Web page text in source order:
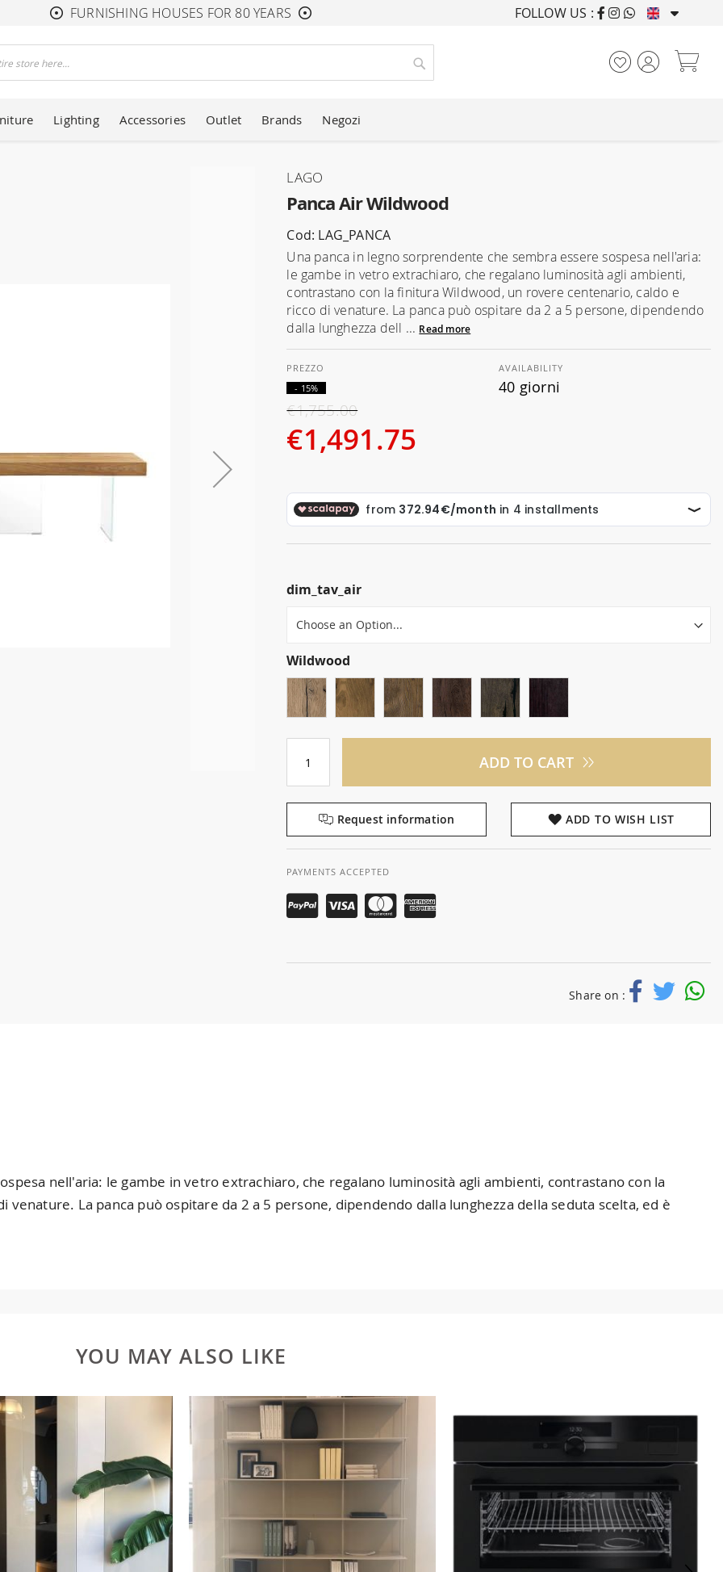
FURNISHING HOUSES FOR 80 YEARS FURNISHING HOUSES
FOLLOW US :
Search
Lighting Accessories Outlet Brands Negozi
Panca Air Wildwood
LAGO
Cod: LAG_PANCA
Una panca in legno sorprendente che sembra essere sospesa nell'aria:
le gambe in vetro extrachiaro, che regalano luminosità agli ambienti,
contrastano con la finitura Wildwood, un rovere centenario, caldo e
ricco di venature. La panca può ospitare da 2 a 5 persone, dipendendo
dalla lunghezza dell ... Read more
€1,491.75
€1,755.00
- 15%
AVAILABILITY
40 giorni
dim_tav_air
Wildwood
ADD TO CART
Request information ADD TO WISH LIST
PAYMENTS ACCEPTED
Share on :
nell'aria: le gambe in vetro extrachiaro, che regalano luminosità agli ambienti, contrastano con la
La panca può ospitare da 2 a 5 persone, dipendendo dalla lunghezza della seduta scelta, ed è
YOU MAY ALSO LIKE